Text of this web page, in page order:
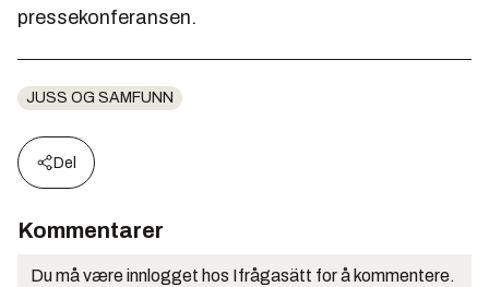
pressekonferansen.
JUSS OG SAMFUNN
Del
Kommentarer
Du må være innlogget hos Ifrågasätt for å kommentere.